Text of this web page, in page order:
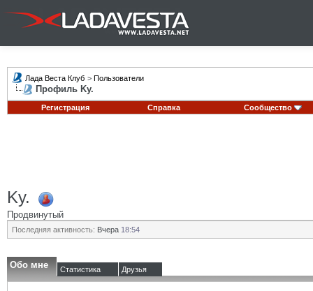
Лада Веста Клуб > Пользователи
Профиль Ky.
Регистрация Справка Сообщество
Ky.
Продвинутый
Последняя активность: Вчера 18:54
Обо мне Статистика Друзья